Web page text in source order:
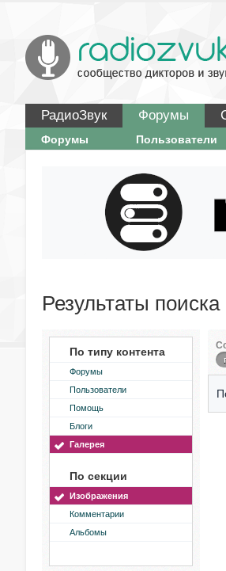
РадиоЗвук Форумы
Форумы Пользователи
Результаты поиска
По типу контента
Форумы
Пользователи
Помощь
Блоги
Галерея
По секции
Изображения
Комментарии
Альбомы